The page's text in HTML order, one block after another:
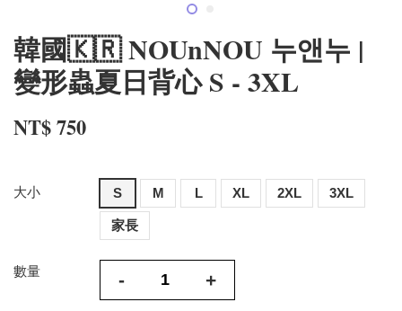
韓國🇰🇷 NOUnNOU 누앤누 |
變形蟲夏日背心 S - 3XL
NT$ 750
大小 S M L XL 2XL 3XL
家長
數量 - +